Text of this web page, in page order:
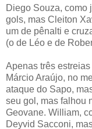
Diego Souza, como
gols, mas Cleiton
um de pênalti e
(o de Léo e de
Apenas três
Márcio Araújo, no
ataque do Sapo,
seu gol, mas falhou
Geovane. William,
Deyvid Sacconi,